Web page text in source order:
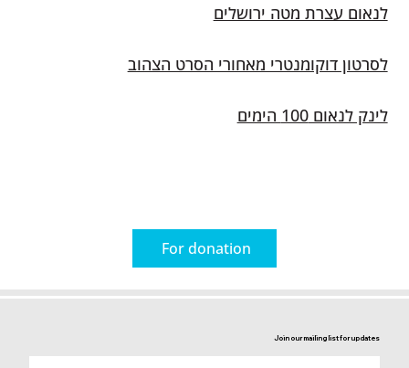
לנאום עצרת מטה ירושלים
לסרטון דוקומנטרי מאחורי הסרט הצהוב
לינק לנאום 100 הימים
For donation
Join our mailing list for updates